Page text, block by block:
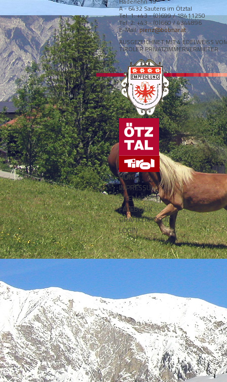
A - 6432 Sautens im Ötztal
Tel. 1: +43 - (0)699 / 18411250
Tel. 2: +43 - (0)660 / 4344896
E-Mail:pienz@bobnar.at
AUSGEZEICHNET MIT 4 EDELWEISS
TIROLER PRIVATZIMMERVERMIETER
HOME
IMPRESSUM
SITEMAP
FACEBOOK
GRAFIKLABOR.AT
LOGIN